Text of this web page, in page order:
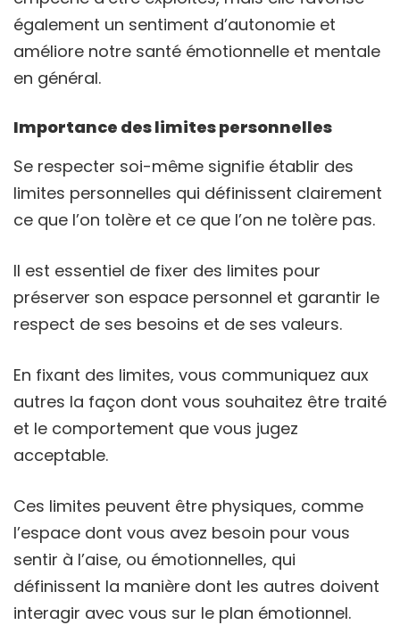
également un sentiment d’autonomie et
améliore notre santé émotionnelle et mentale
en général.
Importance des limites personnelles
Se respecter soi-même signifie établir des
limites personnelles qui définissent clairement
ce que l’on tolère et ce que l’on ne tolère pas.
Il est essentiel de fixer des limites pour
préserver son espace personnel et garantir le
respect de ses besoins et de ses valeurs.
En fixant des limites, vous communiquez aux
autres la façon dont vous souhaitez être traité
et le comportement que vous jugez
acceptable.
Ces limites peuvent être physiques, comme
l’espace dont vous avez besoin pour vous
sentir à l’aise, ou émotionnelles, qui
définissent la manière dont les autres doivent
interagir avec vous sur le plan émotionnel.